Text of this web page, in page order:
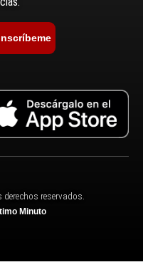
reservados.
Minuto